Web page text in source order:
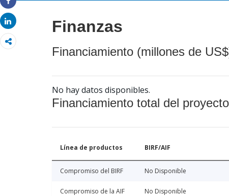
Share
Share
Finanzas
Financiamiento (millones de
No hay datos disponibles.
Financiamiento total del
Línea de productos BIRF/AIF
Compromiso del BIRF No Disponible
Compromiso de la AIF No Disponible